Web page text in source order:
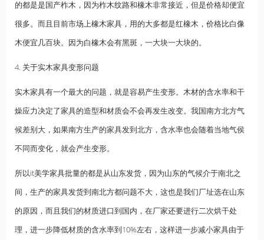
的都是是国产柞木，因为柞木纹路和橡木非常接近，但是价格却便宜
很多。而且目前市场上橡木家具，用的大多都是红橡木，价格比白像
木便宜几百块。因为白橡木会有黑斑，一大块一大块的。
4. 关于实木家具变形问题
实木家具有一个最大的问题，就是容易产生变形。木材的含水率和干
燥应力决定了家具的造型和材质会不会再发生改变。我国南方北方气
候差别大，如果南方生产的家具发到北方，含水率也会随着当地气侯
不同而变化，就会产生变形。
所以it美学家具批量的都是从山东发货，因为山东的气候介于南北之
间，生产的家具发货到南北方都问题不大，这也是我们厂址选在山东
的原因，而且我们的材质进口到国内，在厂家还要进行二次烘干处
理，进一步降低材质的含水率到10%左右，这样进一步减小家具由于